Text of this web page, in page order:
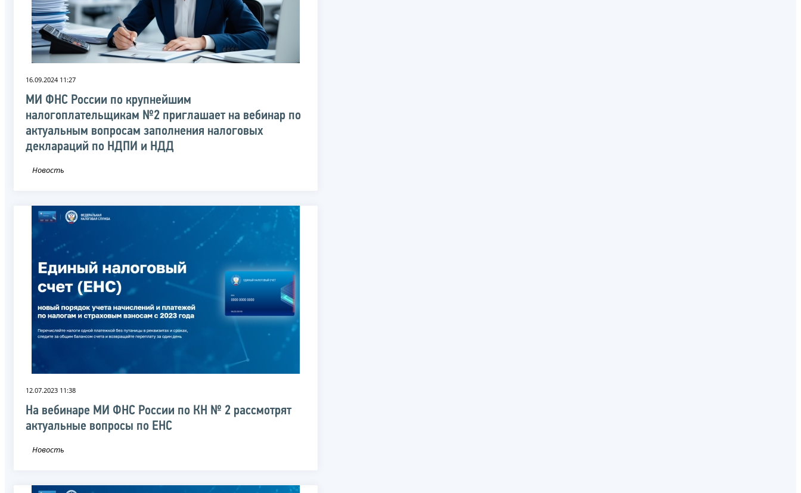
16.09.2024 11:27
МИ ФНС России по крупнейшим
налогоплательщикам №2 приглашает на вебинар по
актуальным вопросам заполнения налоговых
деклараций по НДПИ и НДД
Новость
12.07.2023 11:38
На вебинаре МИ ФНС России по КН № 2 рассмотрят
актуальные вопросы по ЕНС
Новость